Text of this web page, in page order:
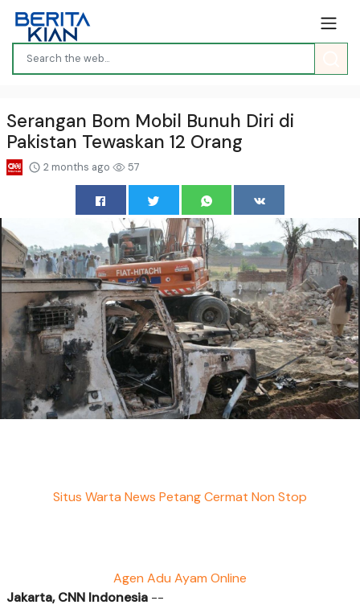
Serangan Bom Mobil Bunuh Diri di
Pakistan Tewaskan 12 Orang
2 months ago 57
Situs Warta News Petang Cermat Non Stop
Agen Adu Ayam Online
Jakarta, CNN Indonesia --